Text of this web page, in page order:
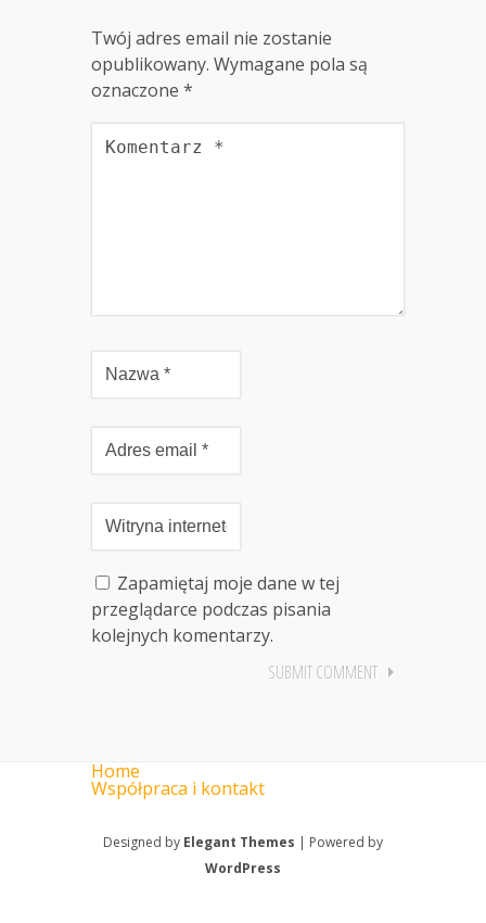
Twój adres email nie zostanie
opublikowany. Wymagane pola są
oznaczone *
Zapamiętaj moje dane w tej
przeglądarce podczas pisania
kolejnych komentarzy.
Home
Współpraca i kontakt
Designed by Elegant Themes | Powered by
WordPress